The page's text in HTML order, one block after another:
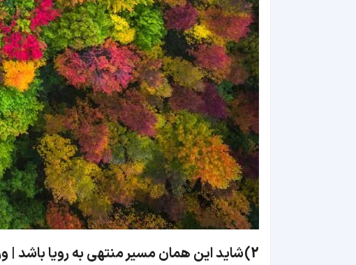
2) شاید این همان مسیر منتهی به رویا باشد |